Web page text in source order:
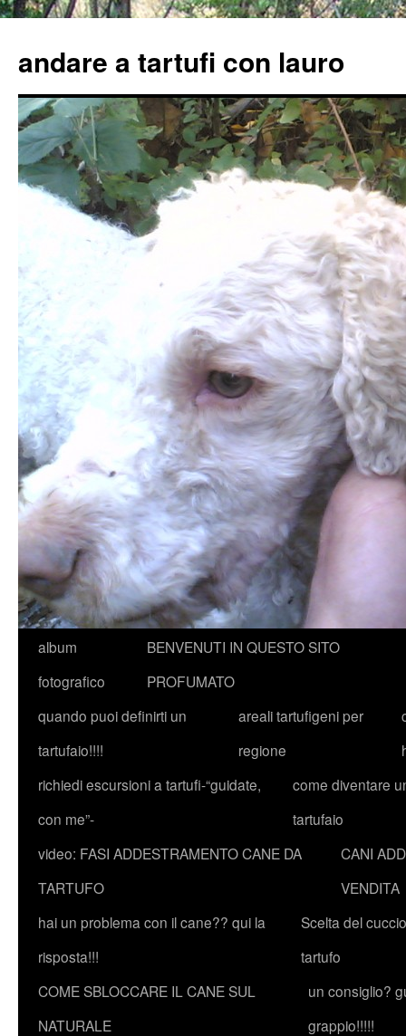
contenuto
andare a tartufi con lauro
album
fotografico
BENVENUTI IN QUESTO SITO
PROFUMATO
quando puoi definirti un
tartufaio!!!!
areali tartufigeni per
regione
richiedi escursioni a tartufi-“guidate,
con me”-
come diventare
tartufaio
video: FASI ADDESTRAMENTO CANE DA
TARTUFO
CANI
VENDITA
hai un problema con il cane?? qui la
risposta!!!
Scelta del
tartufo
COME SBLOCCARE IL CANE SUL
NATURALE
un consiglio?
grappio!!!!!